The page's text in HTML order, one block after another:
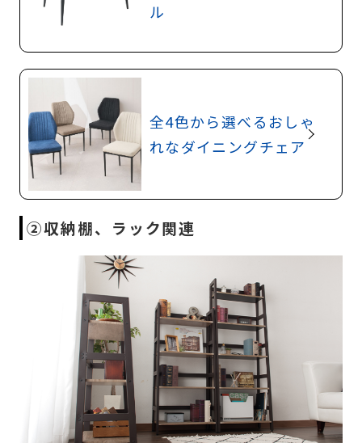
ル
全4色から選べるおしゃ
れなダイニングチェア
②収納棚、ラック関連